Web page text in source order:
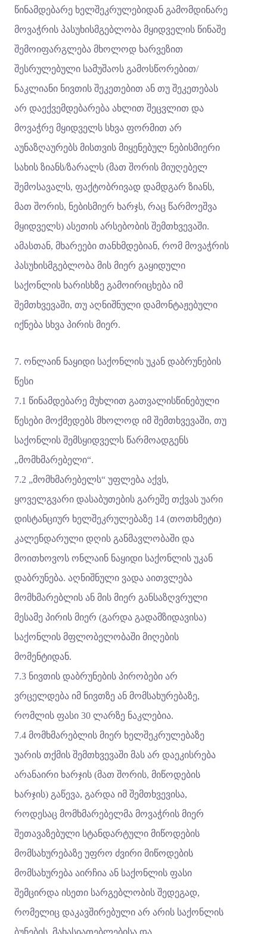
წინამდებარე ხელშეკრულებიდან გამომდინარე
მოვაჭრის პასუხისმგებლობა მყიდველის წინაშე
შემოიფარგლება მხოლოდ ხარვეზით
შესრულებული სამუშაოს გამოსწორებით/
ნაკლიანი ნივთის შეკეთებით ან თუ შეკეთებას
არ დაექვემდებარება ახლით შეცვლით და
მოვაჭრე მყიდველს სხვა ფორმით არ
აუნაზღაურებს მისთვის მიყენებულ ნებისმიერი
სახის ზიანს/ზარალს (მათ შორის მიუღებელ
შემოსავალს, ფაქტობრივად დამდგარ ზიანს,
მათ შორის, ნებისმიერ ხარჯს, რაც წარმოეშვა
მყიდველს) ასეთის არსებობის შემთხვევაში.
ამასთან, მხარეები თანხმდებიან, რომ მოვაჭრის
პასუხისმგებლობა მის მიერ გაყიდული
საქონლის ხარისხზე გამოირიცხება იმ
შემთხვევაში, თუ აღნიშნული დამონტაჟებული
იქნება სხვა პირის მიერ.
7. ონლაინ ნაყიდი საქონლის უკან დაბრუნების
წესი
7.1 წინამდებარე მუხლით გათვალისწინებული
წესები მოქმედებს მხოლოდ იმ შემთხვევაში, თუ
საქონლის შემსყიდველს წარმოადგენს
„მომხმარებელი“.
7.2 „მომხმარებელს“ უფლება აქვს,
ყოველგვარი დასაბუთების გარეშე თქვას უარი
დისტანციურ ხელშეკრულებაზე 14 (თოთხმეტი)
კალენდარული დღის განმავლობაში და
მოითხოვოს ონლაინ ნაყიდი საქონლის უკან
დაბრუნება. აღნიშნული ვადა აითვლება
მომხმარებლის ან მის მიერ განსაზღვრული
მესამე პირის მიერ (გარდა გადამზიდავისა)
საქონლის მფლობელობაში მიღების
მომენტიდან.
7.3 ნივთის დაბრუნების პირობები არ
ვრცელდება იმ ნივთზე ან მომსახურებაზე,
რომლის ფასი 30 ლარზე ნაკლებია.
7.4 მომხმარებლის მიერ ხელშეკრულებაზე
უარის თქმის შემთხვევაში მას არ დაეკისრება
არანაირი ხარჯის (მათ შორის, მიწოდების
ხარჯის) გაწევა, გარდა იმ შემთხვევისა,
როდესაც მომხმარებელმა მოვაჭრის მიერ
შეთავაზებული სტანდარტული მიწოდების
მომსახურებაზე უფრო ძვირი მიწოდების
მომსახურება აირჩია ან საქონლის ფასი
შემცირდა ისეთი სარგებლობის შედეგად,
რომელიც დაკავშირებული არ არის საქონლის
ბუნების, მახასიათებლებისა და